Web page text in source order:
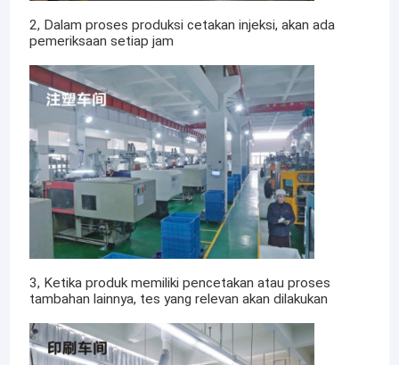
2, Dalam proses produksi cetakan injeksi, akan ada
pemeriksaan setiap jam
3, Ketika produk memiliki pencetakan atau proses
tambahan lainnya, tes yang relevan akan dilakukan